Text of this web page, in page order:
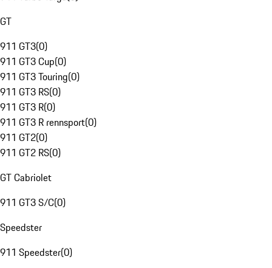
GT
911 GT3(0)
911 GT3 Cup(0)
911 GT3 Touring(0)
911 GT3 RS(0)
911 GT3 R(0)
911 GT3 R rennsport(0)
911 GT2(0)
911 GT2 RS(0)
GT Cabriolet
911 GT3 S/C(0)
Speedster
911 Speedster(0)